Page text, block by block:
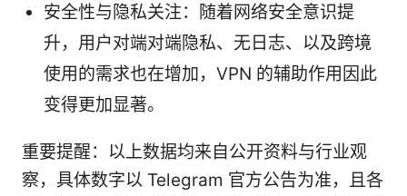
安全性与隐私关注：随着网络安全意识提
升，用户对端对端隐私、无日志、以及跨境
使用的需求也在增加，VPN 的辅助作用因此
变得更加显著。
重要提醒：以上数据均来自公开资料与行业观
察，具体数字以 Telegram 官方公告为准，且各